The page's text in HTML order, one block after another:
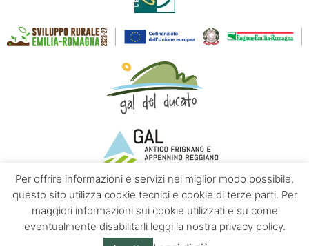
Contatti Chi siamo Privacy policy
Per offrire informazioni e servizi nel miglior modo possibile,
questo sito utilizza cookie tecnici e cookie di terze parti. Per
maggiori informazioni sui cookie utilizzati e su come
eventualmente disabilitarli leggi la nostra privacy policy.